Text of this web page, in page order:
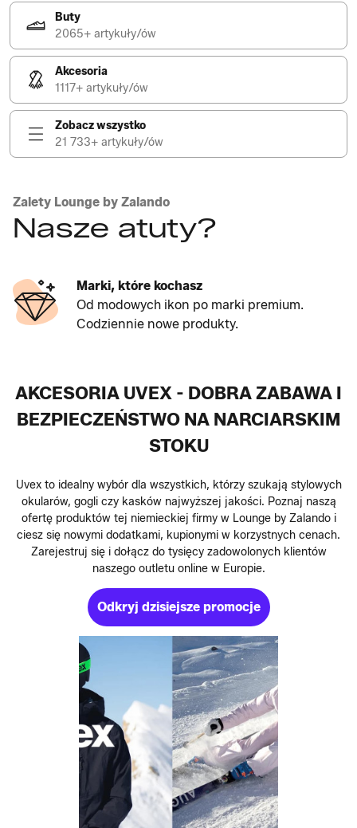
Buty
2065+ artykuły/ów
Akcesoria
1117+ artykuły/ów
Zobacz wszystko
21 733+ artykuły/ów
Zalety Lounge by Zalando
Nasze atuty?
Marki, które kochasz
Od modowych ikon po marki premium.
Codziennie nowe produkty.
AKCESORIA UVEX - DOBRA ZABAWA I
BEZPIECZEŃSTWO NA NARCIARSKIM
STOKU
Uvex to idealny wybór dla wszystkich, którzy szukają stylowych
okularów, gogli czy kasków najwyższej jakości. Poznaj naszą
ofertę produktów tej niemieckiej firmy w Lounge by Zalando i
ciesz się nowymi dodatkami, kupionymi w korzystnych cenach.
Zarejestruj się i dołącz do tysięcy zadowolonych klientów
naszego outletu online w Europie.
Odkryj dzisiejsze promocje